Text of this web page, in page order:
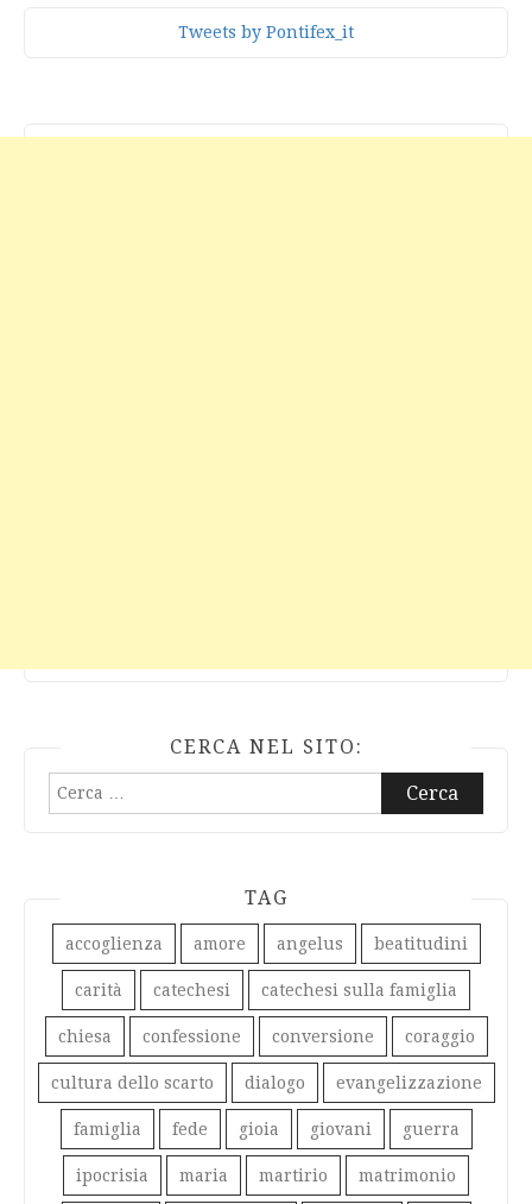
Tweets by Pontifex_it
CERCA NEL SITO:
Ricerca
per:
TAG
accoglienza amore angelus beatitudini
carità catechesi catechesi sulla famiglia
chiesa confessione conversione coraggio
cultura dello scarto dialogo evangelizzazione
famiglia fede gioia giovani guerra
ipocrisia maria martirio matrimonio